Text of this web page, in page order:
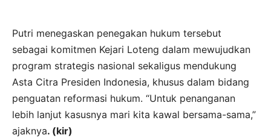
Putri menegaskan penegakan hukum tersebut
sebagai komitmen Kejari Loteng dalam mewujudkan
program strategis nasional sekaligus mendukung
Asta Citra Presiden Indonesia, khusus dalam bidang
penguatan reformasi hukum. “Untuk penanganan
lebih lanjut kasusnya mari kita kawal bersama-sama,”
ajaknya. (kir)